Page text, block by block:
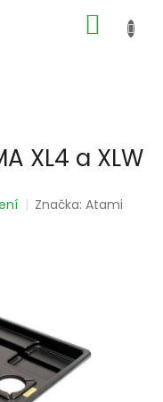
KOŠÍK
XL4 a XLW
Značka:Atami